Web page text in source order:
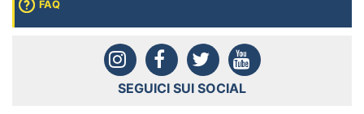
FAQ
SEGUICI SUI SOCIAL